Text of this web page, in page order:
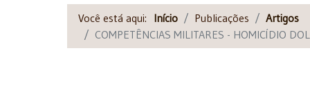
Você está aqui: Início Publicações
Artigos
COMPETÊNCIAS MILITARES - HOMICÍDIO